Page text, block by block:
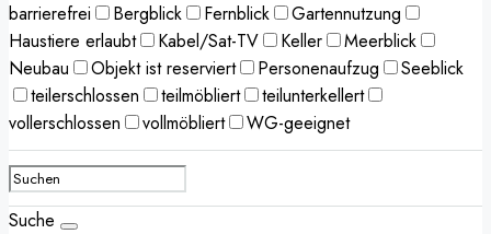
barrierefrei
Bergblick Fernblick
Gartennutzung
Haustiere erlaubt
Kabel/Sat-TV Keller
Meerblick
Neubau
Objekt ist reserviert Personenaufzug
Seeblick
teilerschlossen
teilmöbliert
teilunterkellert
vollerschlossen
vollmöbliert WG-geeignet
Suche